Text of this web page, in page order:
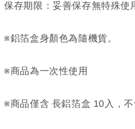
保存期限：妥善保存無特殊使
※鋁箔盒身顏色為隨機貨。
※商品為一次性使用
※商品僅含 長鋁箔盒 10入，不